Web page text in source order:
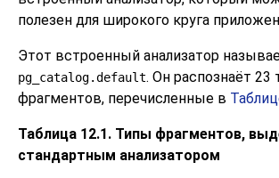
полезен для широкого круга
Этот встроенный анализатор
pg_catalog.default. Он распознаёт 23
фрагментов, перечисленные в
Таблица 12.1. Типы фрагментов,
стандартным анализатором